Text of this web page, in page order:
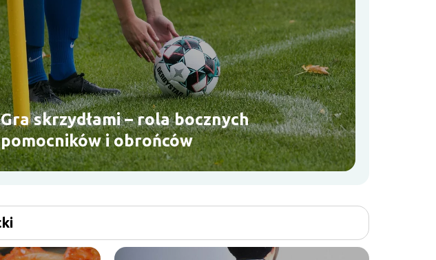
Gra skrzydłami – rola bocznych
pomocników i obrońców